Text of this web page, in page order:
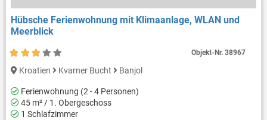
Hübsche Ferienwohnung mit Klimaanlage, WLAN und
Meerblick
Kroatien Kvarner Bucht Banjol
Ferienwohnung (2 - 4 Personen)
45 m² / 1. Obergeschoss
1 Schlafzimmer
Objekt-Nr.38967